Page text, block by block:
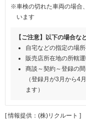
※車検の切れた車両の場合
います
【ご注意】以下の場合な
自宅などの指定の場
販売店所在地の所轄
商談～契約～登録の
（登録月が3月から4
ます）
[ 情報提供：(株)リクルート ]